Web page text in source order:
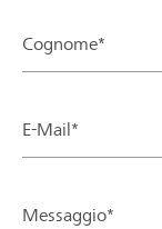
Cognome*
E-Mail*
Messaggio*